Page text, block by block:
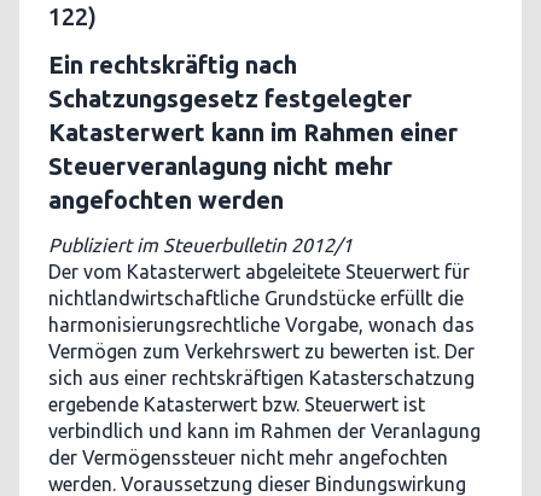
122)
Ein rechtskräftig nach
Schatzungsgesetz festgelegter
Katasterwert kann im Rahmen einer
Steuerveranlagung nicht mehr
angefochten werden
Publiziert im Steuerbulletin 2012/1
Der vom Katasterwert abgeleitete Steuerwert für
nichtlandwirtschaftliche Grundstücke erfüllt die
harmonisierungsrechtliche Vorgabe, wonach das
Vermögen zum Verkehrswert zu bewerten ist. Der
sich aus einer rechtskräftigen Katasterschatzung
ergebende Katasterwert bzw. Steuerwert ist
verbindlich und kann im Rahmen der Veranlagung
der Vermögenssteuer nicht mehr angefochten
werden. Voraussetzung dieser Bindungswirkung